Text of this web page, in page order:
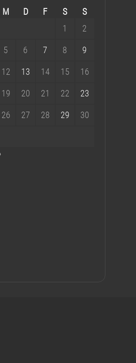
M D F S
S
1
2
5 6 7 8 9
12 13 14 15 16
19 20 21 22 23
26 27 28 29 30